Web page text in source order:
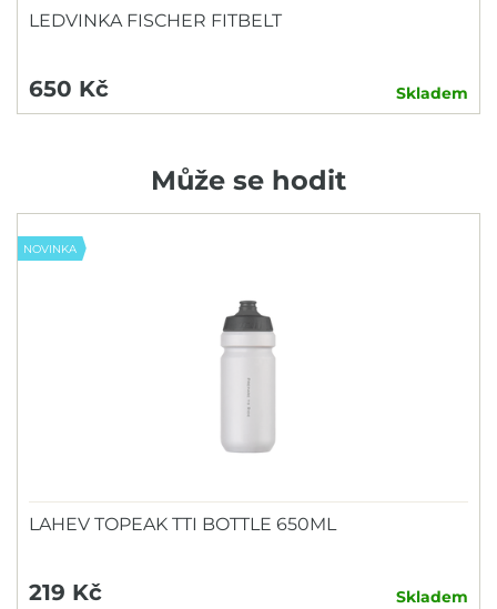
LEDVINKA FISCHER FITBELT
650 Kč Skladem
Může se hodit
NOVINKA
LAHEV TOPEAK TTI BOTTLE 650ML
219 Kč Skladem